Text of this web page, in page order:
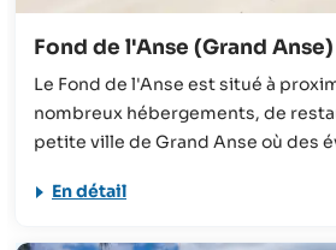
Fond de l'Anse (Grand Anse)
Le Fond de l'Anse est situé à
nombreux hébergements, de
petite ville de Grand Anse où des
d’une excellente option pour les
En détail